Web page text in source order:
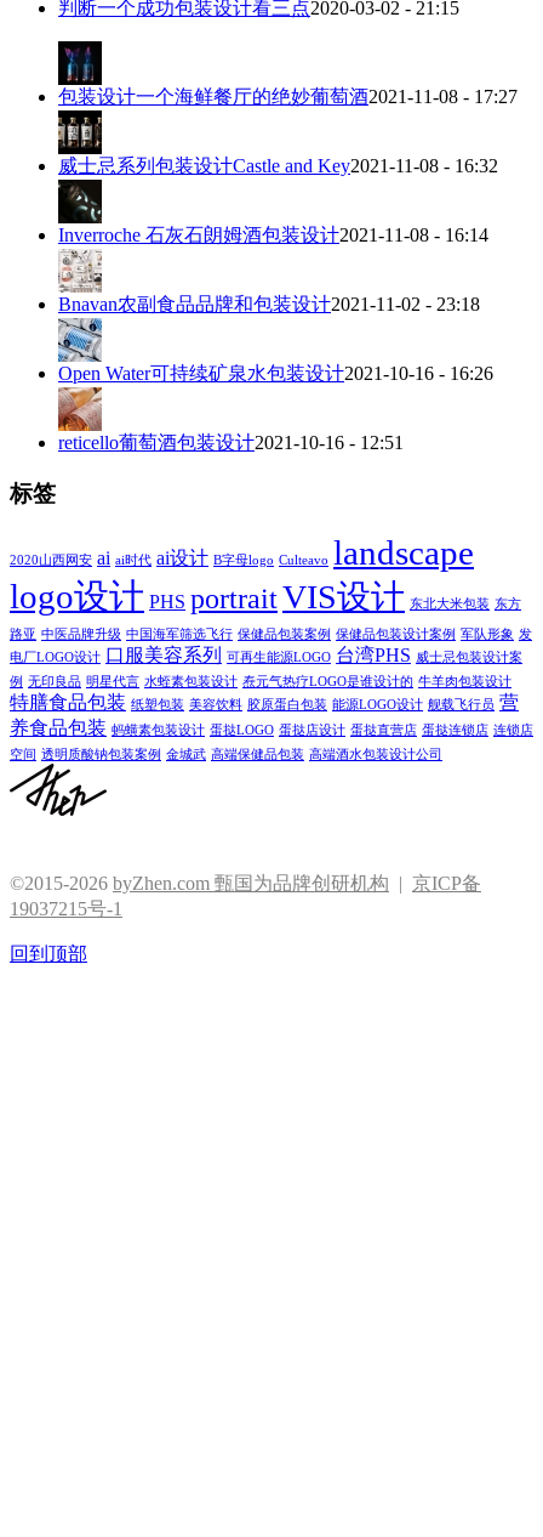
判断一个成功包装设计看三点2020-03-02 - 21:15
包装设计一个海鲜餐厅的绝妙葡萄酒2021-11-08 - 17:27
威士忌系列包装设计Castle and Key2021-11-08 - 16:32
Inverroche 石灰石朗姆酒包装设计2021-11-08 - 16:14
Bnavan农副食品品牌和包装设计2021-11-02 - 23:18
Open Water可持续矿泉水包装设计2021-10-16 - 16:26
reticello葡萄酒包装设计2021-10-16 - 12:51
标签
2020山西网安 ai ai时代 ai设计 B字母logo Culteavo landscape
logo设计 PHS portraitVIS设计 东北大米包装 东方
路亚 中医品牌升级 中国海军筛选飞行 保健品包装案例 保健品包装设计案例 军队形象 发
电厂LOGO设计 口服美容系列 可再生能源LOGO 台湾PHS 威士忌包装设计案
例 无印良品 明星代言 水蛭素包装设计 焘元气热疗LOGO是谁设计的 牛羊肉包装设计
特膳食品包装 纸塑包装 美容饮料 胶原蛋白包装 能源LOGO设计 舰载飞行员 营
养食品包装 蚂蟥素包装设计 蛋挞LOGO 蛋挞店设计 蛋挞直营店 蛋挞连锁店 连锁店
空间 透明质酸钠包装案例 金城武 高端保健品包装 高端酒水包装设计公司
©2015-2026 byZhen.com 甄国为品牌创研机构 | 京ICP备
19037215号-1
回到顶部